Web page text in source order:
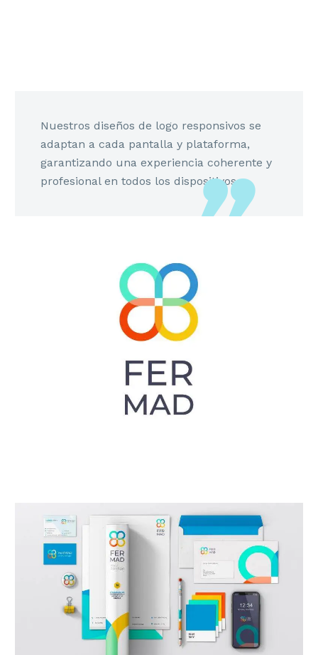
Nuestros diseños de logo responsivos se
adaptan a cada pantalla y plataforma,
garantizando una experiencia coherente y
profesional en todos los dispositivos.